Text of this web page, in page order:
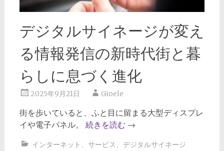
デジタルサイネージが変え
る情報発信の新時代街と暮
らしに息づく進化
2025年9月21日 Gioele
街を歩いていると、ふと目に留まる大型ディスプレ
イや電子パネル。 続きを読む →
インターネット 、 サービス 、 デジタルサイネージ